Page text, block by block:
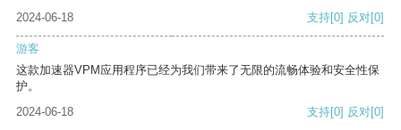
2024-06-18
支持[0] 反对[0]
游客
这款加速器VPM应用程序已经为我们带来了无限的流畅体验和安全性保
护。
2024-06-18
支持[0] 反对[0]